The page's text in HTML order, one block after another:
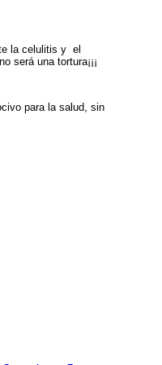
la celulitis y el
será una tortura¡¡¡
para la salud, sin